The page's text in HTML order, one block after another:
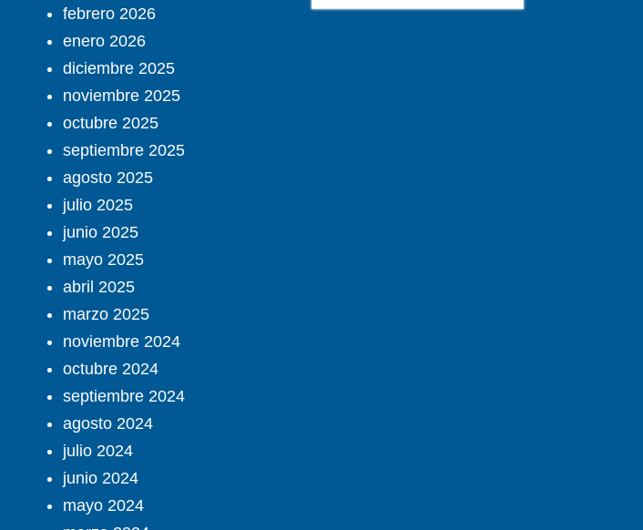
febrero 2026
enero 2026
diciembre 2025
noviembre 2025
octubre 2025
septiembre 2025
agosto 2025
julio 2025
junio 2025
mayo 2025
abril 2025
marzo 2025
noviembre 2024
octubre 2024
septiembre 2024
agosto 2024
julio 2024
junio 2024
mayo 2024
por: